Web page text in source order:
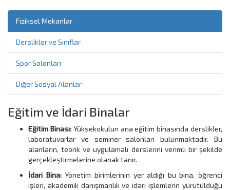
Fiziksel Mekanlar
Derslikler ve Sınıflar
Spor Salonları
Diğer Sosyal Alanlar
Eğitim ve İdari Binalar
Eğitim Binası: Yüksekokulun ana eğitim binasında derslikler,
laboratuvarlar ve seminer salonları bulunmaktadır. Bu
alanların, teorik ve uygulamalı derslerini verimli bir şekilde
gerçekleştirmelerine olanak tanır.
İdari Bina:Yönetim birimlerinin yer aldığı bu bina, öğrenci
işleri, akademik danışmanlık ve idari işlemlerin yürütüldüğü